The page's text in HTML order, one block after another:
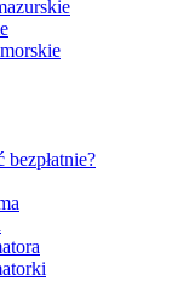
bezpłatnie?